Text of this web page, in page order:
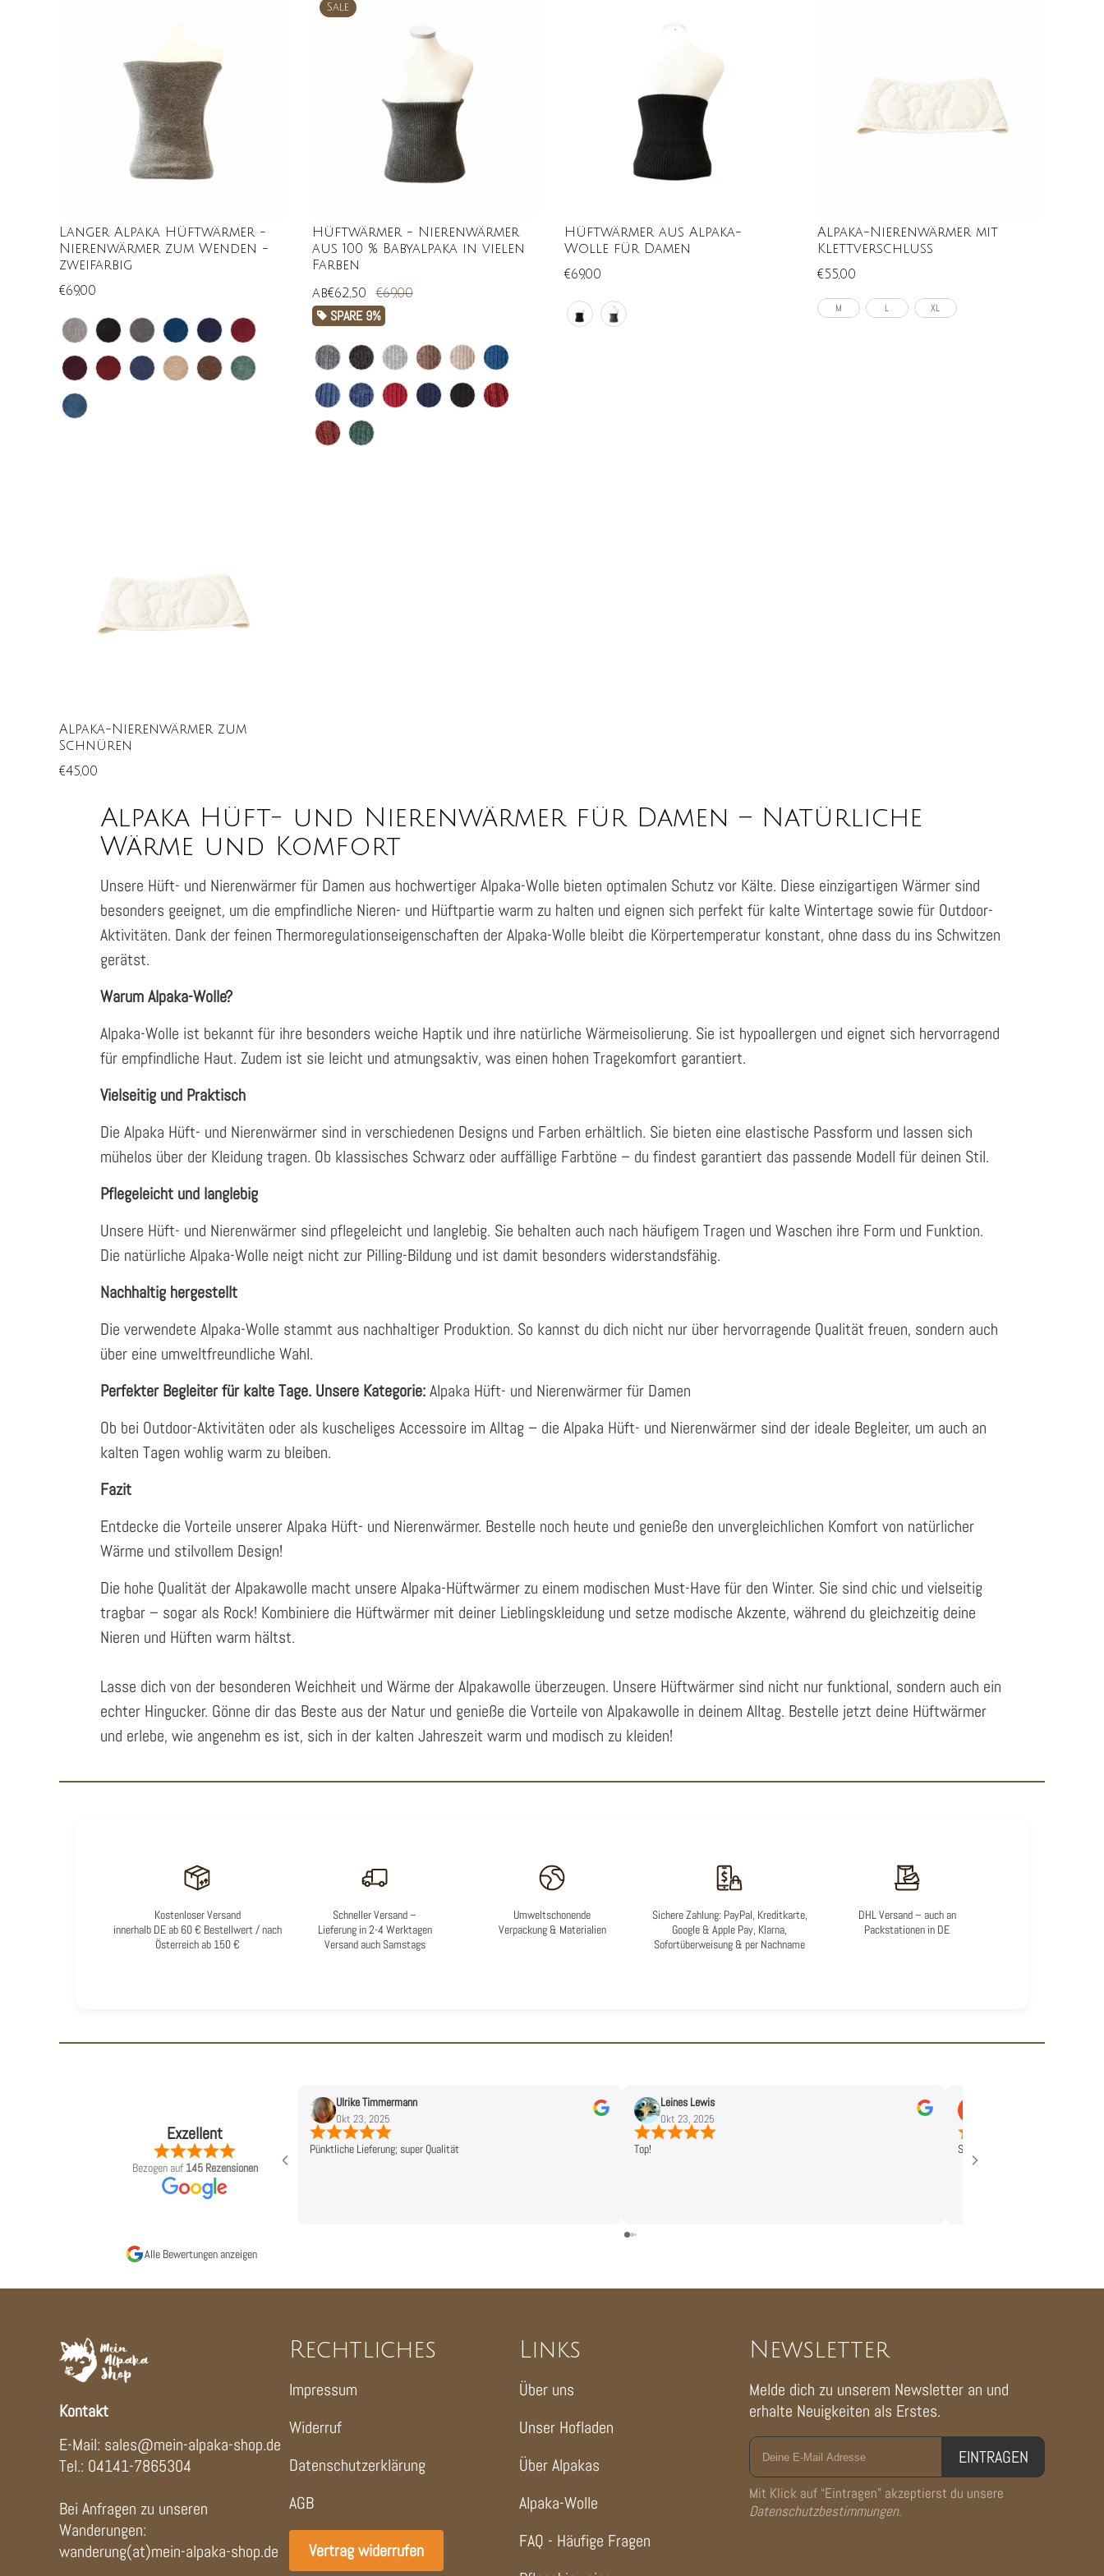
Langer Alpaka Hüftwärmer -
Nierenwärmer zum Wenden -
zweifarbig
€69,00
Sale
Hüftwärmer - Nierenwärmer
aus 100 % Babyalpaka in vielen
Farben
ab
€69,00
€62,50
SPARE9%
Hüftwärmer aus Alpaka-
Wolle für Damen
€69,00
Alpaka-Nierenwärmer mit
Klettverschluss
€55,00
M L XL
Alpaka-Nierenwärmer zum
Schnüren
€45,00
Alpaka Hüft- und Nierenwärmer für Damen – Natürliche
Wärme und Komfort
Unsere Hüft- und Nierenwärmer für Damen aus hochwertiger Alpaka-Wolle bieten optimalen Schutz vor Kälte. Diese einzigartigen Wärmer sind
besonders geeignet, um die empfindliche Nieren- und Hüftpartie warm zu halten und eignen sich perfekt für kalte Wintertage sowie für Outdoor-
Aktivitäten. Dank der feinen Thermoregulationseigenschaften der Alpaka-Wolle bleibt die Körpertemperatur konstant, ohne dass du ins Schwitzen
gerätst.
Warum Alpaka-Wolle?
Alpaka-Wolle ist bekannt für ihre besonders weiche Haptik und ihre natürliche Wärmeisolierung. Sie ist hypoallergen und eignet sich hervorragend
für empfindliche Haut. Zudem ist sie leicht und atmungsaktiv, was einen hohen Tragekomfort garantiert.
Vielseitig und Praktisch
Die Alpaka Hüft- und Nierenwärmer sind in verschiedenen Designs und Farben erhältlich. Sie bieten eine elastische Passform und lassen sich
mühelos über der Kleidung tragen. Ob klassisches Schwarz oder auffällige Farbtöne – du findest garantiert das passende Modell für deinen Stil.
Pflegeleicht und langlebig
Unsere Hüft- und Nierenwärmer sind pflegeleicht und langlebig. Sie behalten auch nach häufigem Tragen und Waschen ihre Form und Funktion.
Die natürliche Alpaka-Wolle neigt nicht zur Pilling-Bildung und ist damit besonders widerstandsfähig.
Nachhaltig hergestellt
Die verwendete Alpaka-Wolle stammt aus nachhaltiger Produktion. So kannst du dich nicht nur über hervorragende Qualität freuen, sondern auch
über eine umweltfreundliche Wahl.
Perfekter Begleiter für kalte Tage. Unsere Kategorie:Alpaka Hüft- und Nierenwärmer für Damen
Ob bei Outdoor-Aktivitäten oder als kuscheliges Accessoire im Alltag – die Alpaka Hüft- und Nierenwärmer sind der ideale Begleiter, um auch an
kalten Tagen wohlig warm zu bleiben.
Fazit
Entdecke die Vorteile unserer Alpaka Hüft- und Nierenwärmer. Bestelle noch heute und genieße den unvergleichlichen Komfort von natürlicher
Wärme und stilvollem Design!
Die hohe Qualität der Alpakawolle macht unsere Alpaka-Hüftwärmer zu einem modischen Must-Have für den Winter. Sie sind chic und vielseitig
tragbar – sogar als Rock! Kombiniere die Hüftwärmer mit deiner Lieblingskleidung und setze modische Akzente, während du gleichzeitig deine
Nieren und Hüften warm hältst.
Lasse dich von der besonderen Weichheit und Wärme der Alpakawolle überzeugen. Unsere Hüftwärmer sind nicht nur funktional, sondern auch ein
echter Hingucker. Gönne dir das Beste aus der Natur und genieße die Vorteile von Alpakawolle in deinem Alltag. Bestelle jetzt deine Hüftwärmer
und erlebe, wie angenehm es ist, sich in der kalten Jahreszeit warm und modisch zu kleiden!
Kostenloser Versand
innerhalb DE ab 60 € Bestellwert / nach
Österreich ab 150 €
Schneller Versand –
Lieferung in 2-4 Werktagen
Versand auch Samstags
Umweltschonende
Verpackung & Materialien
Sichere Zahlung: PayPal, Kreditkarte,
Google & Apple Pay, Klarna,
Sofortüberweisung & per Nachname
DHL Versand – auch an
Packstationen in DE
Exzellent
Bezogen auf 145 Rezensionen
Ulrike Timmermann
Okt 23, 2025
Pünktliche Lieferung; super Qualität
Leines Lewis
Okt 23, 2025
Top! Schnelle Lieferung, qualitativ
Alle Bewertungen anzeigen
Kontakt
E-Mail: sales@mein-alpaka-shop.de
Tel.: 04141-7865304
Bei Anfragen zu unseren
Wanderungen:
wanderung(at)mein-alpaka-shop.de
Rechtliches
Impressum
Widerruf
Datenschutzerklärung
AGB
Vertrag widerrufen
Links
Über uns
Unser Hofladen
Über Alpakas
Alpaka-Wolle
FAQ - Häufige Fragen
Newsletter
Melde dich zu unserem Newsletter an und
erhalte Neuigkeiten als Erstes.
EINTRAGEN
Mit Klick auf “Eintragen” akzeptierst du unsere
Datenschutzbestimmungen.